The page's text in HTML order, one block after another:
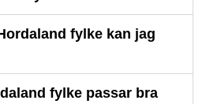
fylke kan jag
fylke passar bra